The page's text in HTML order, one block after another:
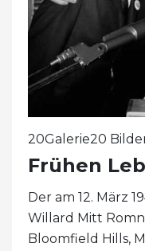
20Galerie20
Frühen
Der am 12. März
Willard Mitt
Bloomfield Hills,